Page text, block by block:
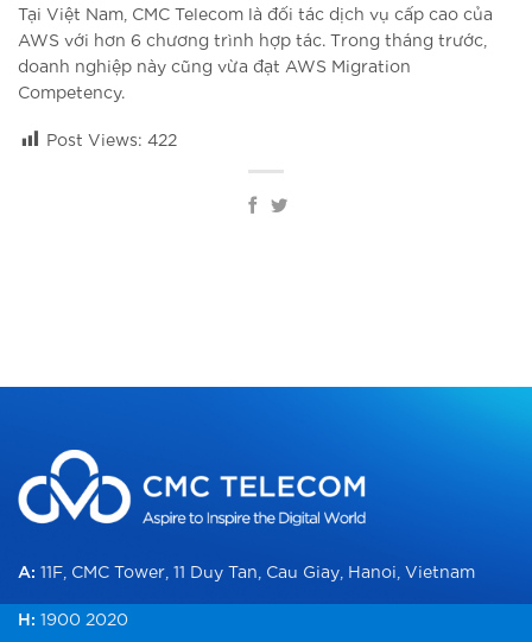
Tại Việt Nam, CMC Telecom là đối tác dịch vụ cấp cao của
AWS với hơn 6 chương trình hợp tác. Trong tháng trước,
doanh nghiệp này cũng vừa đạt AWS Migration
Competency.
Post Views: 422
A: 11F, CMC Tower, 11 Duy Tan, Cau Giay, Hanoi, Vietnam
H: 1900 2020